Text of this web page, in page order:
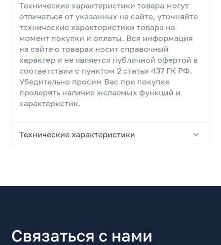
Технические характеристики товара могут
отличаться от указанных на сайте, уточняйте
технические характеристики товара на
момент покупки и оплаты. Вся информация
на сайте о товарах носит справочный
характер и не является публичной офертой в
соответствии с пунктом 2 статьи 437 ГК РФ.
Убедительно просим Вас при покупке
проверять наличие желаемых функций и
характеристик.
Технические характеристики
Номинальная мощность, Вт
Связаться с нами